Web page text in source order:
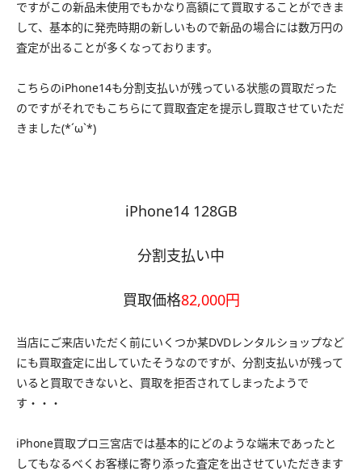
ですがこの新品未使用でもかなり高額にて買取することができま
して、基本的に発売時期の新しいもので新品の場合には数万円の
査定が出ることが多くなっております。
こちらのiPhone14も分割支払いが残っている状態の買取だった
のですがそれでもこちらにて買取査定を提示し買取させていただ
きました(*´ω`*)
iPhone14 128GB
分割支払い中
買取価格82,000円
当店にご来店いただく前にいくつか某DVDレンタルショップなど
にも買取査定に出していたそうなのですが、分割支払いが残って
いると買取できないと、買取を拒否されてしまったようで
す・・・
iPhone買取プロ三宮店では基本的にどのような端末であったと
してもなるべくお客様に寄り添った査定を出させていただきます